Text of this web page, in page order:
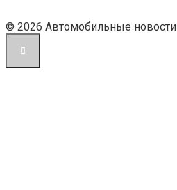
© 2026 Автомобильные новости